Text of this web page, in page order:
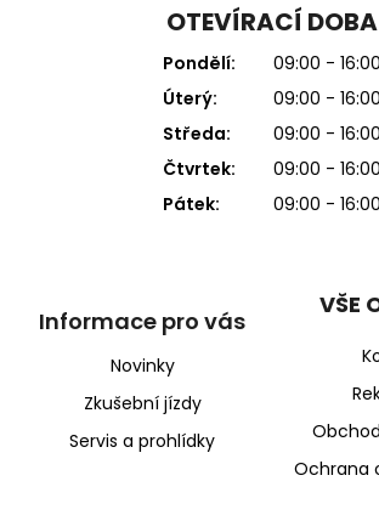
OTEVÍRACÍ DOBA
Pondělí:
09:00 - 16:00
Úterý:
09:00 - 16:00
Středa:
09:00 - 16:00
Čtvrtek:
09:00 - 16:00
Pátek:
09:00 - 16:00
Informace pro vás
Novinky
Zkušební jízdy
Servis a prohlídky
VŠE
Ochrana